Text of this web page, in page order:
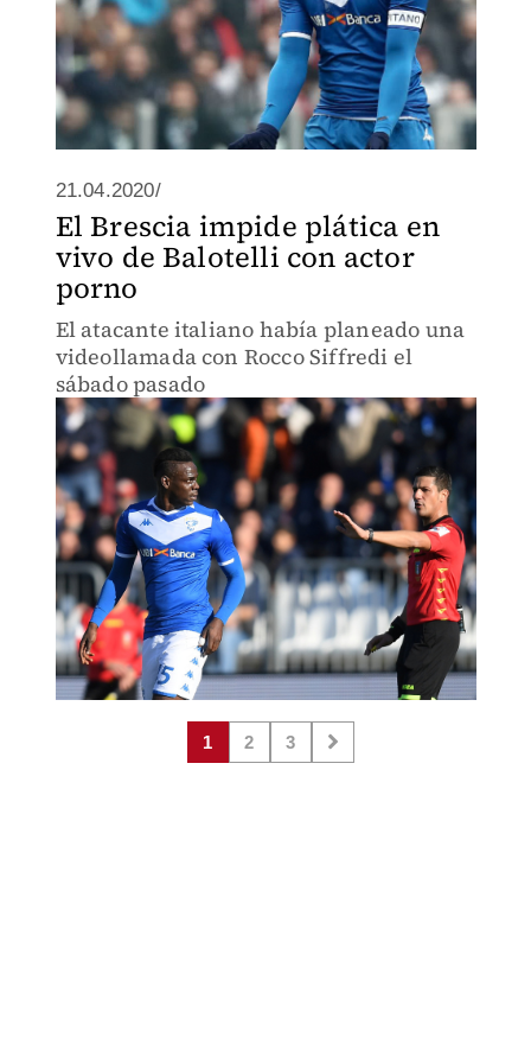
21.04.2020/
El Brescia impide plática en
vivo de Balotelli con actor
porno
El atacante italiano había planeado una
videollamada con Rocco Siffredi el
sábado pasado
1 2 3